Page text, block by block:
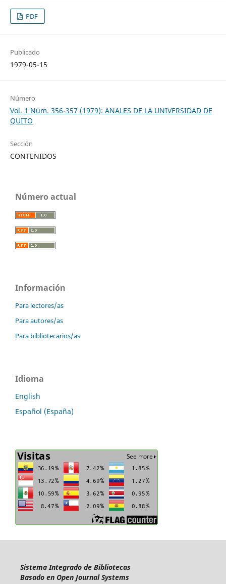
PDF
Publicado
1979-05-15
Número
Vol. 1 Núm. 356-357 (1979): ANALES DE LA UNIVERSIDAD DE
QUITO
Sección
CONTENIDOS
Número actual
Información
Para lectores/as
Para autores/as
Para bibliotecarios/as
Idioma
English
Español (España)
Sistema Integrado de Bibliotecas
Basado en Open Journal Systems